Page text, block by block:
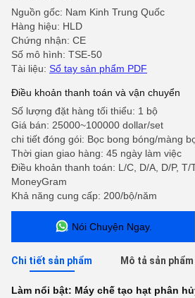
Nguồn gốc: Nam Kinh Trung Quốc
Hàng hiệu: HLD
Chứng nhận: CE
Số mô hình: TSE-50
Tài liệu: Sổ tay sản phẩm PDF
Điều khoản thanh toán và vận chuyển
Số lượng đặt hàng tối thiểu: 1 bộ
Giá bán: 25000~100000 dollar/set
chi tiết đóng gói: Bọc bong bóng/màng
Thời gian giao hàng: 45 ngày làm việc
Điều khoản thanh toán: L/C, D/A, D/P, T/
MoneyGram
Khả năng cung cấp: 200/bộ/năm
Nói Chuyện Ngay.
Chi tiết sản phẩm Mô tả sản phẩm
Làm nổi bật: Máy chế tạo hạt phân